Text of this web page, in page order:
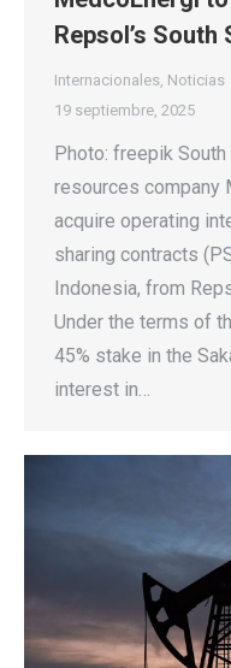
Repsol’s
Internacionales, Noticias
19 septiembre, 2025
Photo: freepik South
resources company
acquire operating
sharing contracts
Indonesia, from
Under the terms of
45% stake in the
interest in…